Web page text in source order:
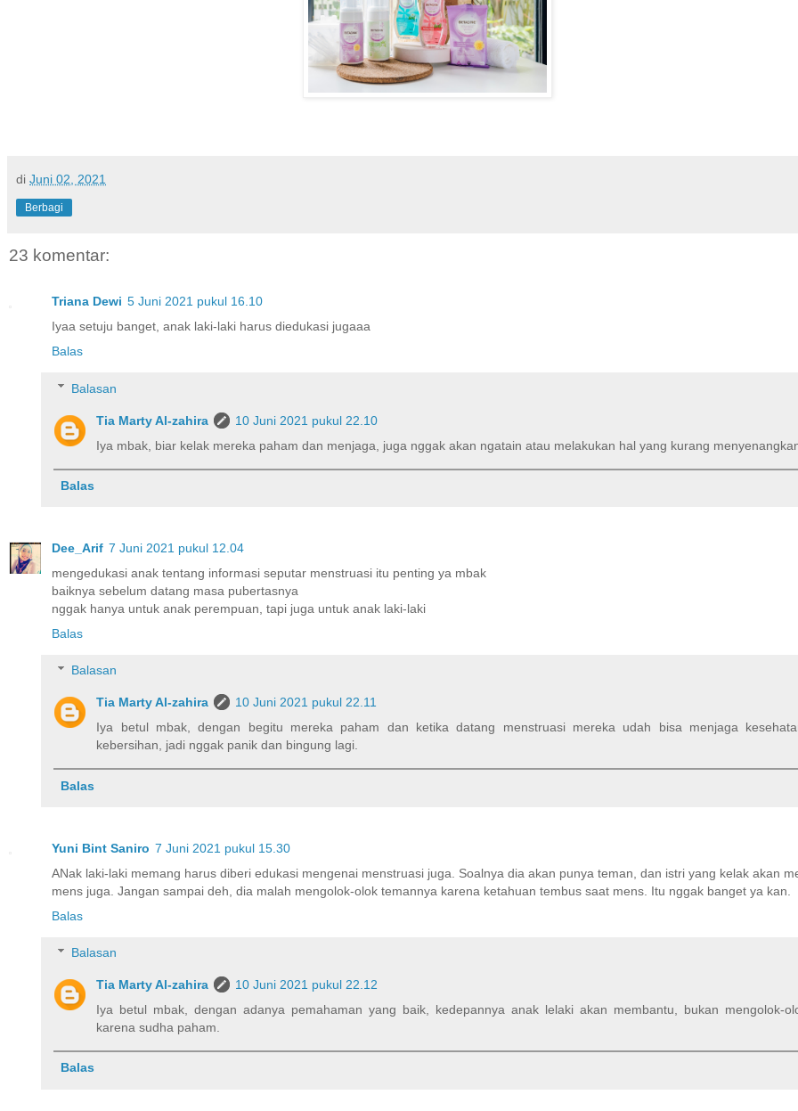
di Juni 02, 2021
Berbagi
23 komentar:
Triana Dewi 5 Juni 2021 pukul 16.10
Iyaa setuju banget, anak laki-laki harus diedukasi jugaaa
Balas
Balasan
Tia Marty Al-zahira
10 Juni 2021 pukul 22.10
Iya mbak, biar kelak mereka paham dan menjaga, juga nggak akan ngatain atau melakukan hal yang kurang
Balas
Dee_Arif 7 Juni 2021 pukul 12.04
mengedukasi anak tentang informasi seputar menstruasi itu penting ya mbak
baiknya sebelum datang masa pubertasnya
nggak hanya untuk anak perempuan, tapi juga untuk anak laki-laki
Balas
Balasan
Tia Marty Al-zahira
10 Juni 2021 pukul 22.11
Iya betul mbak, dengan begitu mereka paham dan ketika datang menstruasi mereka udah bisa menjaga
kebersihan, jadi nggak panik dan bingung lagi.
Balas
Yuni Bint Saniro 7 Juni 2021 pukul 15.30
ANak laki-laki memang harus diberi edukasi mengenai menstruasi juga. Soalnya dia akan punya teman, dan istri yang kelak akan
mens juga. Jangan sampai deh, dia malah mengolok-olok temannya karena ketahuan tembus saat mens. Itu nggak banget ya kan.
Balas
Balasan
Tia Marty Al-zahira
10 Juni 2021 pukul 22.12
Iya betul mbak, dengan adanya pemahaman yang baik, kedepannya anak lelaki akan membantu, bukan mengolok-
karena sudha paham.
Balas